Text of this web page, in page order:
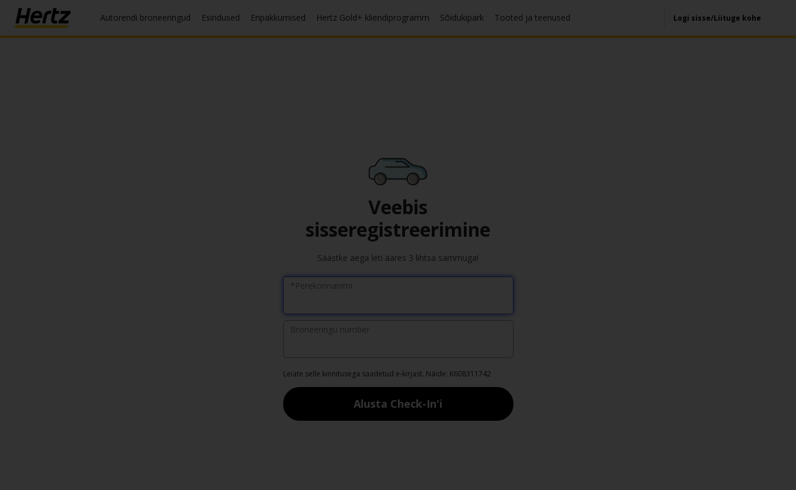
Autorendi broneeringud Esindused Eripakkumised Hertz Gold+ kliendiprogramm Sõidukipark Tooted ja teenused Logi sisse/Liituge kohe
Menu
Veebis
sisseregistreerimine
Säästke aega leti ääres 3 lihtsa sammuga!
*Perekonnanimi
Broneeringu number
Leiate selle kinnitusega saadetud e-kirjast. Näide: K608311742
Alusta Check-In'i